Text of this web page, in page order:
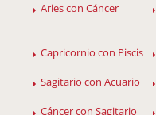
Aries con Cáncer
Capricornio con Piscis
Sagitario con Acuario
Cáncer con Sagitario